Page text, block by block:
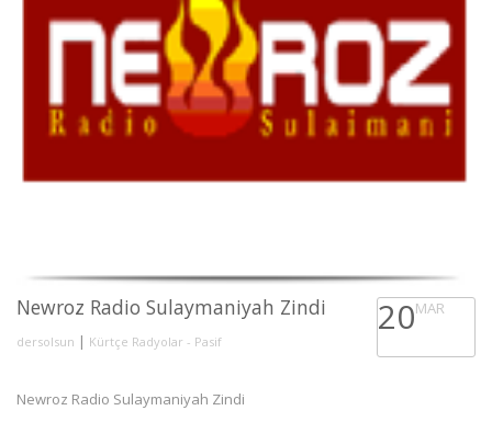
Newroz Radio Sulaymaniyah Zindi
dersolsun | Kürtçe Radyolar - Pasif
20MAR
Newroz Radio Sulaymaniyah Zindi